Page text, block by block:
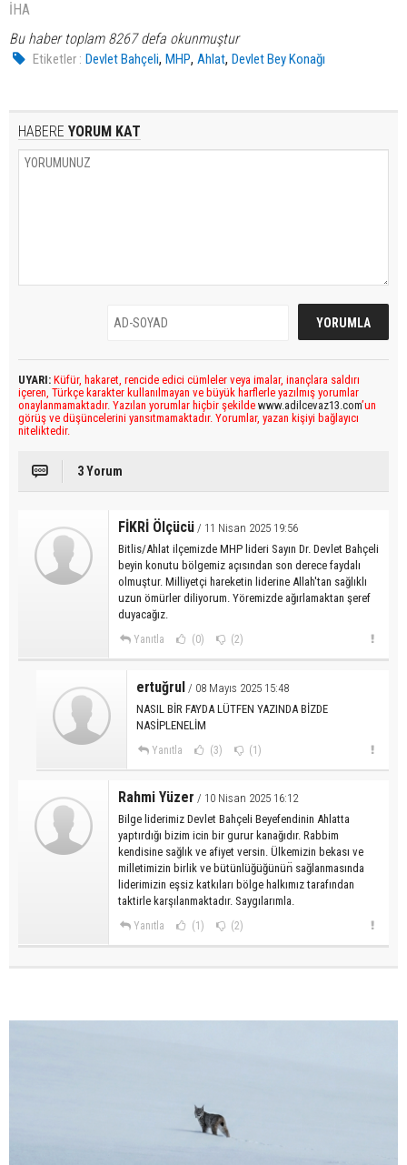
İHA
Bu haber toplam 8267 defa okunmuştur
Etiketler : Devlet Bahçeli,MHP,Ahlat,Devlet Bey Konağı
HABERE YORUM KAT
UYARI: Küfür, hakaret, rencide edici cümleler veya imalar, inançlara saldırı
içeren, Türkçe karakter kullanılmayan ve büyük harflerle yazılmış yorumlar
onaylanmamaktadır. Yazılan yorumlar hiçbir şekilde www.adilcevaz13.com’un
görüş ve düşüncelerini yansıtmamaktadır. Yorumlar, yazan kişiyi bağlayıcı
niteliktedir.
3 Yorum
FİKRİ Ölçücü / 11 Nisan 2025 19:56
Bitlis/Ahlat ilçemizde MHP lideri Sayın Dr. Devlet Bahçeli
beyin konutu bölgemiz açısından son derece faydalı
olmuştur. Milliyetçi hareketin liderine Allah'tan sağlıklı
uzun ömürler diliyorum. Yöremizde ağırlamaktan şeref
duyacağız.
Yanıtla (0) (2)
ertuğrul / 08 Mayıs 2025 15:48
NASIL BİR FAYDA LÜTFEN YAZINDA BİZDE
NASİPLENELİM
Yanıtla (3) (1)
Rahmi Yüzer / 10 Nisan 2025 16:12
Bilge liderimiz Devlet Bahçeli Beyefendinin Ahlatta
yaptırdığı bizim icin bir gurur kanağıdır. Rabbim
kendisine sağlık ve afiyet versin. Ülkemizin bekası ve
milletimizin birlik ve bütünlüğüğünün̈ sağlanmasında
liderimizin eşsiz katkıları bölge halkımız tarafından
taktirle karşılanmaktadır. Saygılarımla.
Yanıtla (1) (2)